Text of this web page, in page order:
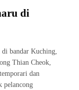
di
di bandar Kuching,
Thian Cheok,
dan
pelancong